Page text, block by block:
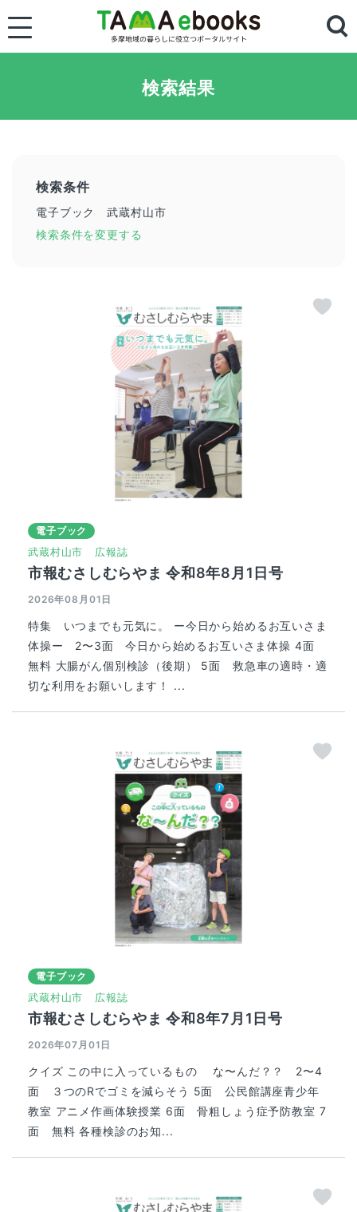
検索結果
検索条件
電子ブック
武蔵村山市
検索条件を変更する
電子ブック
武蔵村山市 広報誌
市報むさしむらやま 令和8年8月1日号
2026年08月01日
特集 いつまでも元気に。 ー今日から始めるお互いさま
体操ー 2〜3面 今日から始めるお互いさま体操 4面
無料 大腸がん個別検診（後期） 5面 救急車の適時・適
切な利用をお願いします！ ...
電子ブック
武蔵村山市 広報誌
市報むさしむらやま 令和8年7月1日号
2026年07月01日
クイズ この中に入っているもの な〜んだ？？ 2〜4
面 ３つのRでゴミを減らそう 5面 公民館講座青少年
教室 アニメ作画体験授業 6面 骨粗しょう症予防教室 7
面 無料 各種検診のお知...